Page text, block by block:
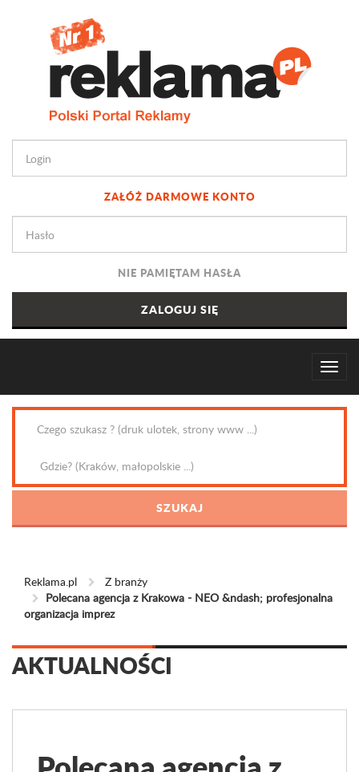
ZAŁÓŻ DARMOWE KONTO
NIE PAMIĘTAM HASŁA
Reklama.pl
Z branży
Polecana agencja z Krakowa - NEO &ndash; profesjonalna
organizacja imprez
AKTUALNOŚCI